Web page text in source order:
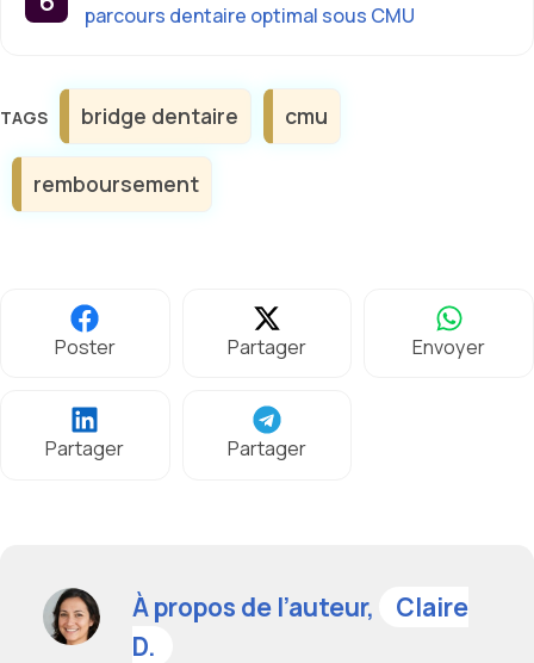
parcours dentaire optimal sous CMU
Étiquettes
bridge dentaire cmu
remboursement
Poster Partager Envoyer
Partager Partager
À propos de l’auteur,
Claire
D.